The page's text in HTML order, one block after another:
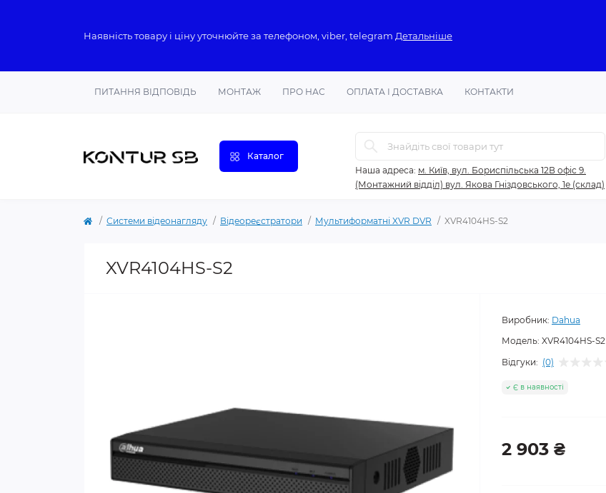
Наявність товару і ціну уточнюйте за телефоном, viber, telegram Детальніше
ПИТАННЯ ВІДПОВІДЬ МОНТАЖ ПРО НАС ОПЛАТА І ДОСТАВКА КОНТАКТИ
Каталог
Наша адреса: м. Київ, вул. Бориспільська 12В офіс 9.
(Монтажний відділ) вул. Якова Гніздовського, 1е (склад)
Системи відеонагляду Відеореєстратори Мультиформатні XVR DVR XVR4104HS-S2
XVR4104HS-S2
Виробник: Dahua
Модель: XVR4104HS-S2
Відгуки: (0)
Є в наявності
2 903 ₴